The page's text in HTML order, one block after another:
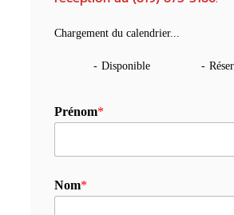
Chargement du calendrier...
- Disponible -
Prénom*
Nom*